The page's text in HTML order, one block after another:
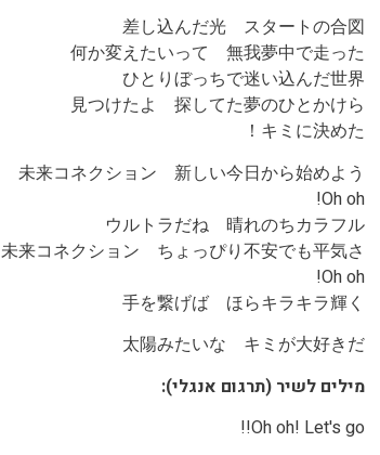
差し込んだ光 スタートの合図
何か変えたいって 無我夢中で走った
ひとりぼっちで迷い込んだ世界
見つけたよ 探してた夢のひとかけら
キミに決めた！
未来コネクション 新しい今日から始めよう
Oh oh!
ウルトラだね 晴れのちカラフル
未来コネクション ちょっぴり不安でも平気さ
Oh oh!
手を繋げば ほらキラキラ輝く
太陽みたいな キミが大好きだ
מילים לשיר (תרגום אנגלי):
Oh oh! Let's go!!